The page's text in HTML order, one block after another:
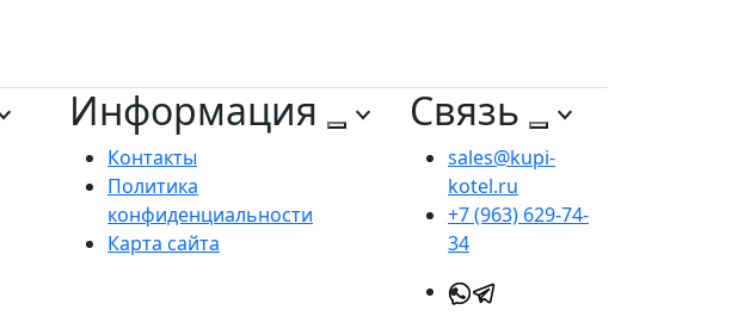
Информация
Контакты
Политика
конфиденциальности
Карта сайта
Связь
sales@kupi-
kotel.ru
+7 (963) 629-74-
34